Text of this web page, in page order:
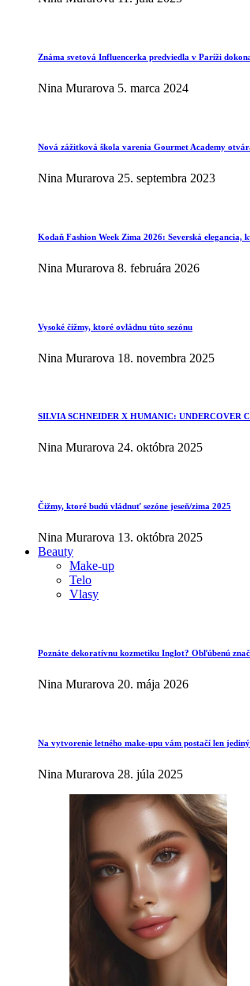
Známa svetová Influencerka predviedla v Paríži
Nina Murarova 5. marca 2024
Nová zážitková škola varenia Gourmet Academy
Nina Murarova 25. septembra 2023
Kodaň Fashion Week Zima 2026: Severská elegancia,
Nina Murarova 8. februára 2026
Vysoké čižmy, ktoré ovládnu túto sezónu
Nina Murarova 18. novembra 2025
SILVIA SCHNEIDER X HUMANIC: UNDERCOVER
Nina Murarova 24. októbra 2025
Čižmy, ktoré budú vládnuť sezóne jeseň/zima 2025
Nina Murarova 13. októbra 2025
Beauty
Make-up
Telo
Vlasy
Poznáte dekoratívnu kozmetiku Inglot? Obľúbenú
Nina Murarova 20. mája 2026
Na vytvorenie letného make-upu vám postačí len
Nina Murarova 28. júla 2025